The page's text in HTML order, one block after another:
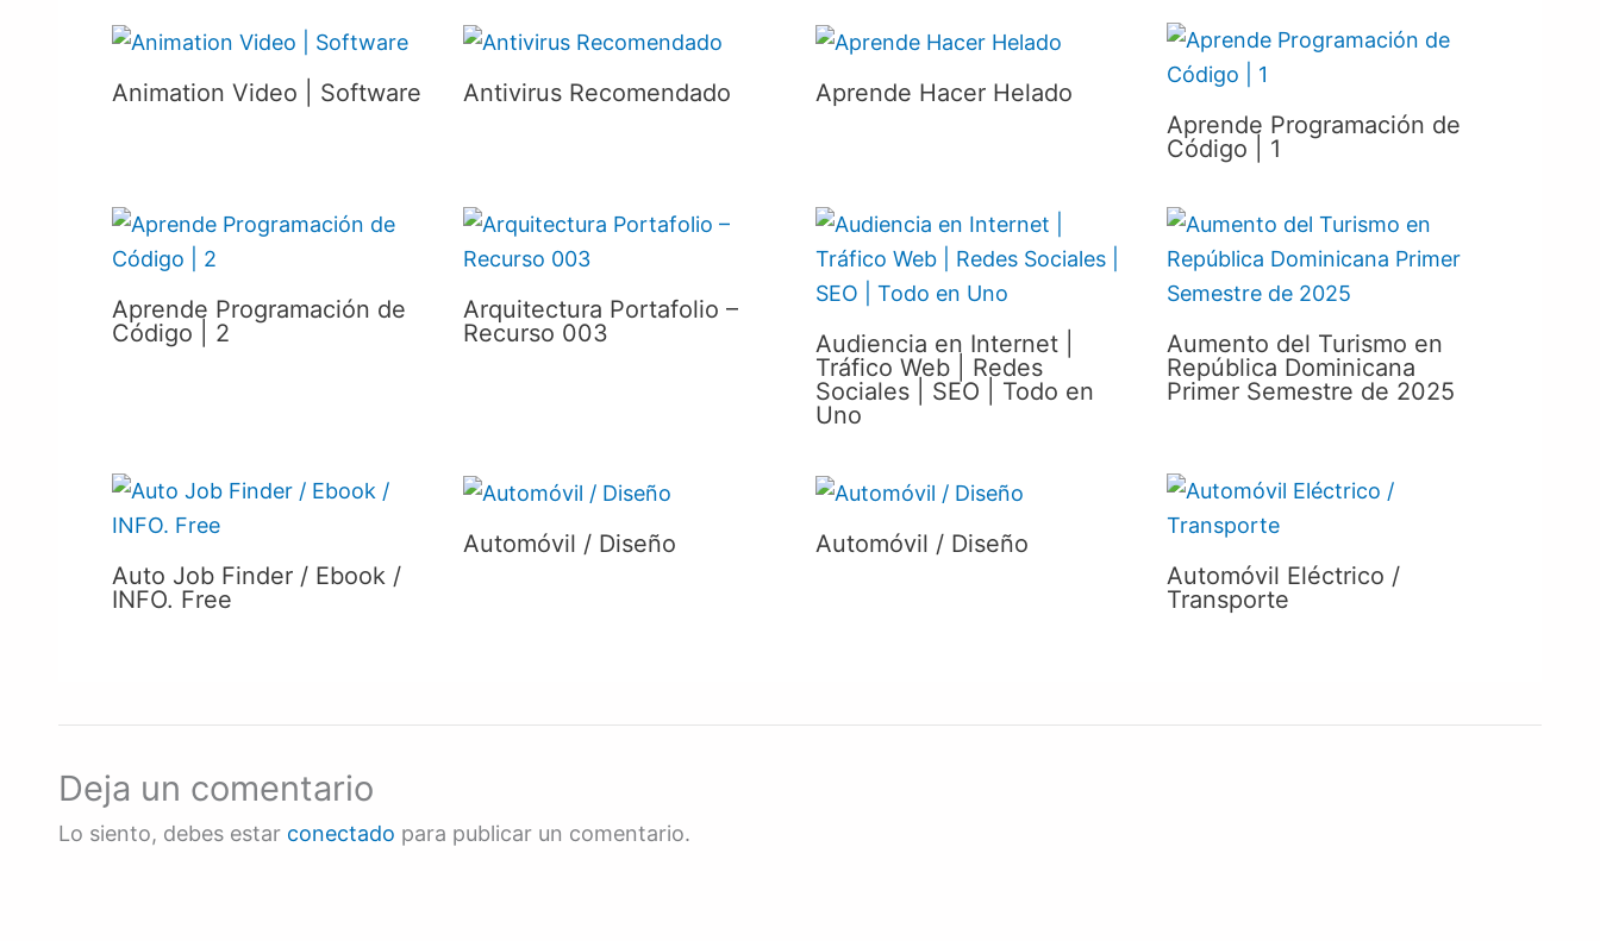
Animation Video | Software Antivirus Recomendado
Aprende Hacer Helado
Aprende Programación de
Código | 1
Aprende Programación de
Código | 2
Arquitectura Portafolio –
Recurso 003
Audiencia en Internet |
Tráfico Web | Redes
Sociales | SEO | Todo en
Uno
Aumento del Turismo en
República Dominicana
Primer Semestre de 2025
Auto Job Finder / Ebook /
INFO. Free
Automóvil / Diseño
Automóvil / Diseño
Automóvil Eléctrico /
Transporte
Deja un comentario
Lo siento, debes estar conectado para publicar un comentario.